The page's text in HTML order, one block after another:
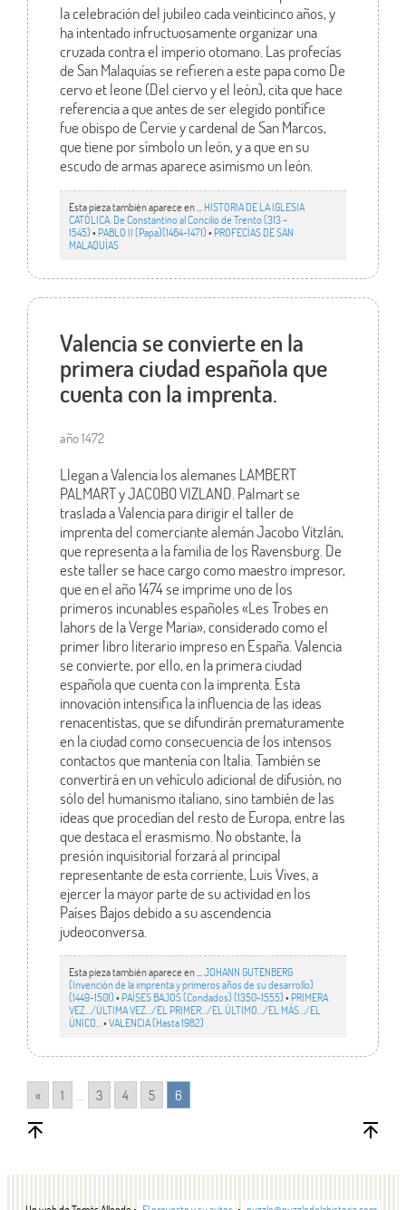
la celebración del jubileo cada veinticinco años, y
ha intentado infructuosamente organizar una
cruzada contra el imperio otomano. Las profecías
de San Malaquías se refieren a este papa como De
cervo et leone (Del ciervo y el león), cita que hace
referencia a que antes de ser elegido pontífice
fue obispo de Cervie y cardenal de San Marcos,
que tiene por símbolo un león, y a que en su
escudo de armas aparece asimismo un león.
Esta pieza también aparece en ... HISTORIA DE LA IGLESIA
CATÓLICA. De Constantino al Concilio de Trento (313 -
1545)• PABLO II (Papa)(1464-1471)• PROFECÍAS DE SAN
MALAQUÍAS
Valencia se convierte en la
primera ciudad española que
cuenta con la imprenta.
año 1472
Llegan a Valencia los alemanes LAMBERT
PALMART y JACOBO VIZLAND. Palmart se
traslada a Valencia para dirigir el taller de
imprenta del comerciante alemán Jacobo Vitzlán,
que representa a la familia de los Ravensburg. De
este taller se hace cargo como maestro impresor,
que en el año 1474 se imprime uno de los
primeros incunables españoles «Les Trobes en
lahors de la Verge Maria», considerado como el
primer libro literario impreso en España. Valencia
se convierte, por ello, en la primera ciudad
española que cuenta con la imprenta. Esta
innovación intensifica la influencia de las ideas
renacentistas, que se difundirán prematuramente
en la ciudad como consecuencia de los intensos
contactos que mantenía con Italia. También se
convertirá en un vehículo adicional de difusión, no
sólo del humanismo italiano, sino también de las
ideas que procedían del resto de Europa, entre las
que destaca el erasmismo. No obstante, la
presión inquisitorial forzará al principal
representante de esta corriente, Luis Vives, a
ejercer la mayor parte de su actividad en los
Países Bajos debido a su ascendencia
judeoconversa.
Esta pieza también aparece en ... JOHANN GUTENBERG
(Invención de la imprenta y primeros años de su desarrollo)
(1449-1501)• PAÍSES BAJOS (Condados) (1350-1555)• PRIMERA
VEZ.../ÚLTIMA VEZ…/EL PRIMER.../EL ÚLTIMO…/EL MÁS…/EL
ÚNICO… •VALENCIA (Hasta 1982)
« 1 ... 3 4 5 6